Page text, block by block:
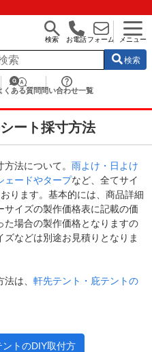
検索 お電話フォーム メニュー
検索
くある質問 問い合わせ一覧
ート採寸方法
法について。 雨よけ・日よけ
ェードやタープなど、全てサイ
ります。基本的には、商品詳細
イズの製作価格表に記載の価
場合の製作価格となりますの
などは別途お見積りとなりま
は、 軒先テント・庇テントの
トのDIY取付方